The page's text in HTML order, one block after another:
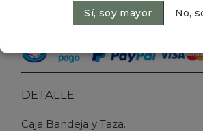
Agregar al carrito
DETALLE
Caja Bandeja y Taza.